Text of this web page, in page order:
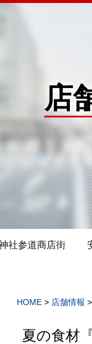
店
社参道商店街
HOME > 店舗情報 >
夏の食材